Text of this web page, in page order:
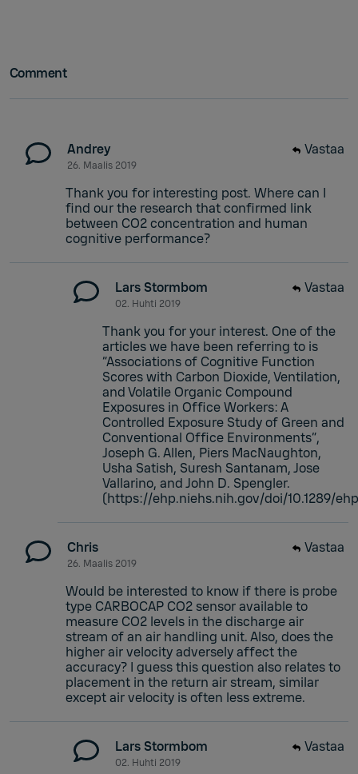
Comment
Andrey
26. Maalis 2019
Thank you for interesting post. Where can I
find our the research that confirmed link
between CO2 concentration and human
cognitive performance?
Vastaa
Lars Stormbom
02. Huhti 2019
Thank you for your interest. One of the
articles we have been referring to is
“Associations of Cognitive Function
Scores with Carbon Dioxide, Ventilation,
and Volatile Organic Compound
Exposures in Office Workers: A
Controlled Exposure Study of Green and
Conventional Office Environments”,
Joseph G. Allen, Piers MacNaughton,
Usha Satish, Suresh Santanam, Jose
Vallarino, and John D. Spengler.
(https://ehp.niehs.nih.gov/doi/10.1289/
Vastaa
Chris
26. Maalis 2019
Would be interested to know if there is probe
type CARBOCAP CO2 sensor available to
measure CO2 levels in the discharge air
stream of an air handling unit. Also, does the
higher air velocity adversely affect the
accuracy? I guess this question also relates to
placement in the return air stream, similar
except air velocity is often less extreme.
Vastaa
Lars Stormbom
02. Huhti 2019
Vastaa